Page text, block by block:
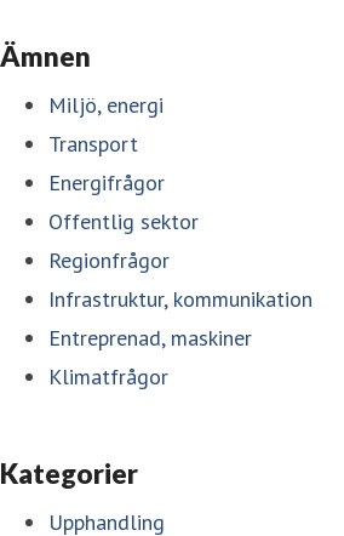
Ämnen
Miljö, energi
Transport
Energifrågor
Offentlig sektor
Regionfrågor
Infrastruktur, kommunikation
Entreprenad, maskiner
Klimatfrågor
Kategorier
Upphandling